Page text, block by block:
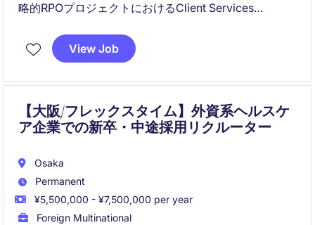
略的RPOプロジェクトにおけるClient Services
テークホルダー対応まで幅広くリードし、クライアン
ト成果に直接インパクトを与える役割です。
View Job
【大阪/フレックスタイム】外資系ヘルスケ
ア企業での新卒・中途採用リクルーター
Osaka
Permanent
¥5,500,000 - ¥7,500,000 per year
Foreign Multinational